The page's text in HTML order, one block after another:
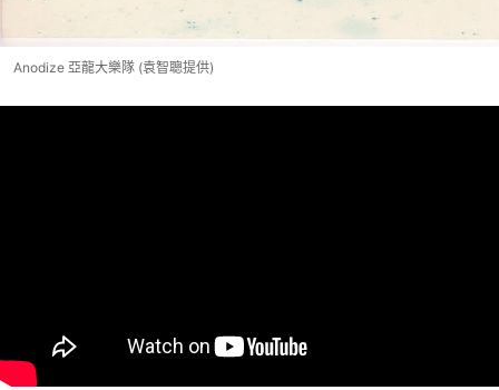
Anodize 亞龍大樂隊 (袁智聰提供)